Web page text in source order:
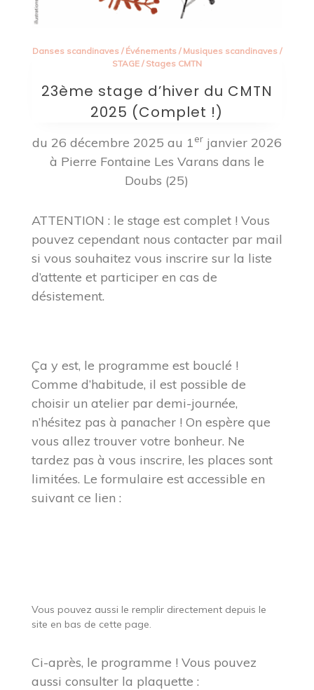
Danses scandinaves/ Événements/ Musiques scandinaves/
STAGE/ Stages CMTN
23ème stage d’hiver du CMTN
2025 (Complet !)
du 26 décembre 2025 au 1erjanvier 2026
à Pierre Fontaine Les Varans dans le
Doubs (25)
ATTENTION : le stage est complet ! Vous
pouvez cependant nous contacter par mail
si vous souhaitez vous inscrire sur la liste
d’attente et participer en cas de
désistement.
Ça y est, le programme est bouclé !
Comme d’habitude, il est possible de
choisir un atelier par demi-journée,
n’hésitez pas à panacher ! On espère que
vous allez trouver votre bonheur. Ne
tardez pas à vous inscrire, les places sont
limitées. Le formulaire est accessible en
suivant ce lien :
Vous pouvez aussi le remplir directement depuis le
site en bas de cette page.
Ci-après, le programme ! Vous pouvez
aussi consulter la plaquette :